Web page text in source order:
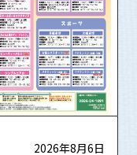
2026年8月6日